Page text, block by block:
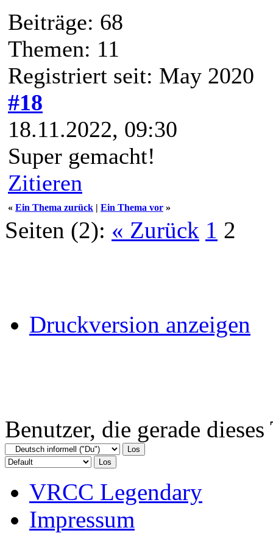
Beiträge: 68
Themen: 11
Registriert seit: May 2020
#18
18.11.2022, 09:30
Super gemacht!
Zitieren
« Ein Thema zurück | Ein Thema vor »
Seiten (2): « Zurück 1 2
Druckversion anzeigen
Benutzer, die gerade
VRCC Legendary
Impressum